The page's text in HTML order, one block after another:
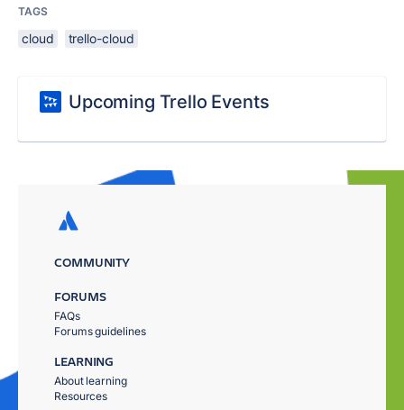
TAGS
cloud trello-cloud
Upcoming Trello Events
COMMUNITY
FORUMS
FAQs
Forums guidelines
LEARNING
About learning
Resources